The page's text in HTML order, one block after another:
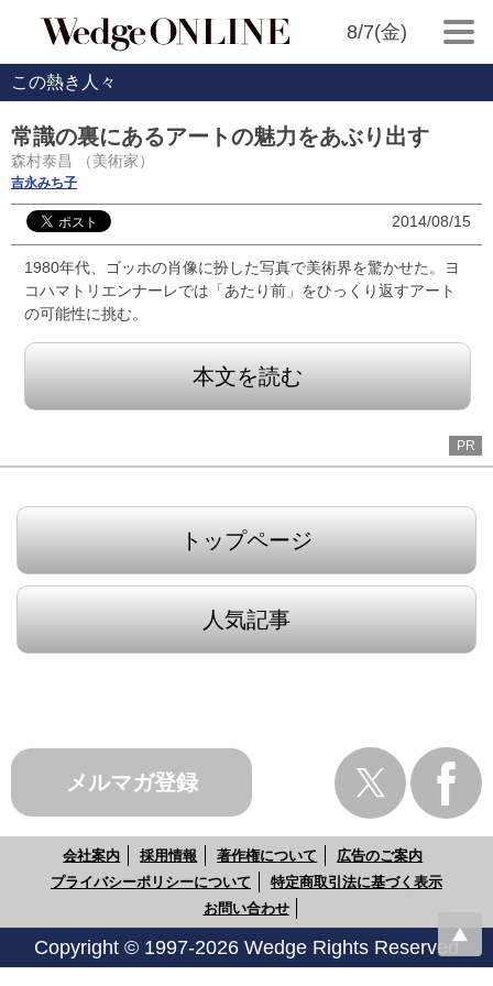
8/7(金)
この熱き人々
常識の裏にあるアートの魅力をあぶり出す
森村泰昌 （美術家）
吉永みち子
2014/08/15
1980年代、ゴッホの肖像に扮した写真で美術界を驚かせた。ヨ
コハマトリエンナーレでは「あたり前」をひっくり返すアート
の可能性に挑む。
本文を読む
PR
トップページ
人気記事
メルマガ登録
会社案内 採用情報 著作権について
広告のご案内
プライバシーポリシーについて
特定商取引法に基づく表示
お問い合わせ
Copyright © 1997-2026 Wedge Rights Reserved